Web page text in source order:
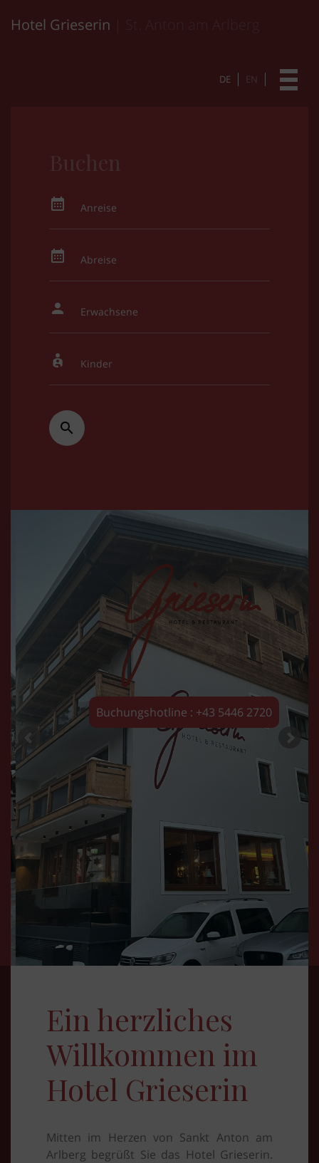
Hotel Grieserin
DE EN
Buchungshotline : +43 5446 2720
Ein herzliches
Willkommen im
Hotel Grieserin
Mitten im Herzen von Sankt Anton am
Arlberg begrüßt Sie das Hotel Grieserin.